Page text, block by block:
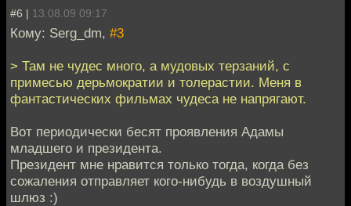
#6 | 13.08.09 09:17
Кому: Serg_dm, #3
> Там не чудес много, а мудовых терзаний, с
примесью дерьмократии и толерастии. Меня в
фантастических фильмах чудеса не напрягают.
Вот периодически бесят проявления Адамы
младшего и президента.
Президент мне нравится только тогда, когда без
сожаления отправляет кого-нибудь в воздушный
шлюз :)